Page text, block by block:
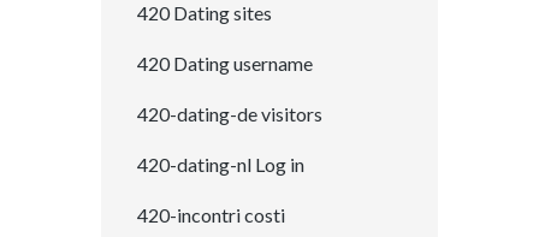
420 Dating sites
420 Dating username
420-dating-de visitors
420-dating-nl Log in
420-incontri costi